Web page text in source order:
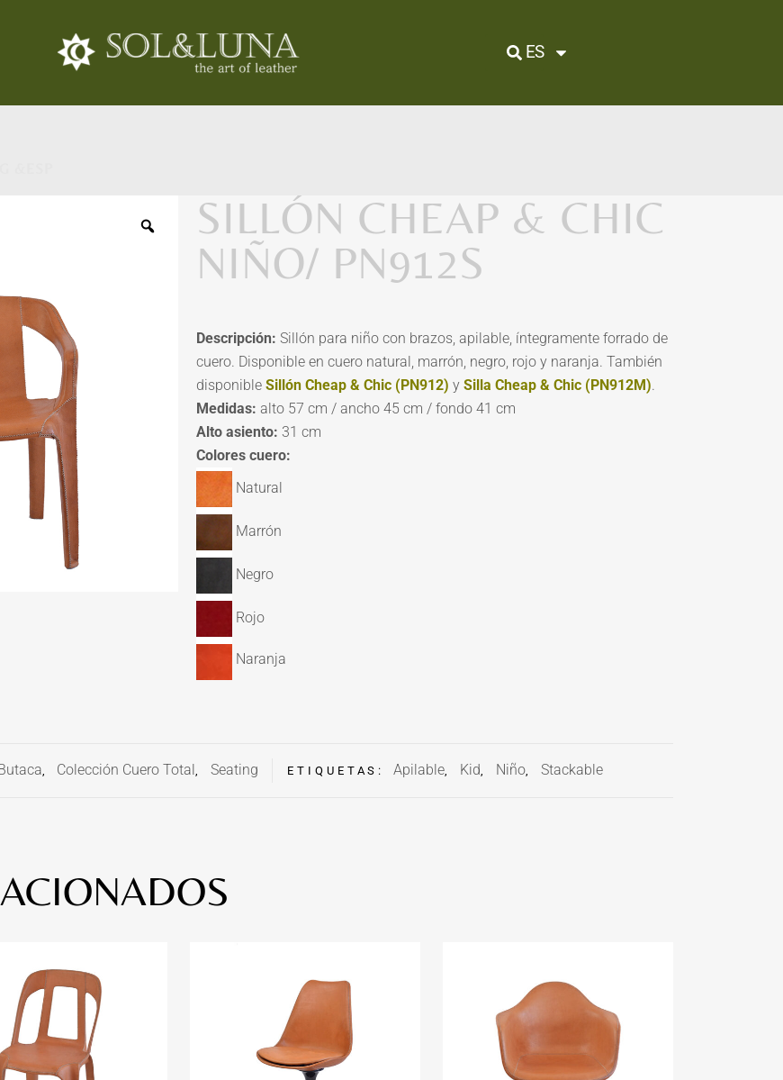
ES
SILLÓN CHEAP & CHIC
NIÑO/ PN912S
Descripción: Sillón para niño con brazos, apilable, íntegramente forrado de
cuero. Disponible en cuero natural, marrón, negro, rojo y naranja. También
disponible Sillón Cheap & Chic (PN912) y Silla Cheap & Chic (PN912M).
Medidas: alto 57 cm / ancho 45 cm / fondo 41 cm
Alto asiento: 31 cm
Colores cuero:
Natural
Marrón
Negro
Rojo
Naranja
, Colección Cuero Total, Seating ETIQUETAS: Apilable, Kid, Niño, Stackable